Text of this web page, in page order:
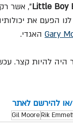
Little Boy", אשר
הפעם את
Gary האגדי.
להיות קצר.
או להירשם לאתר
Rik
Gil Moore